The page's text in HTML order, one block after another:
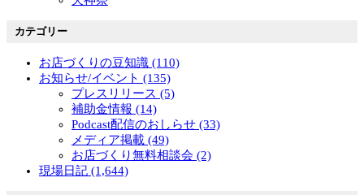
カテゴリー
お店づくりの豆知識 (110)
お知らせ/イベント (135)
プレスリリース (5)
補助金情報 (14)
Podcast配信のおしらせ (33)
メディア掲載 (49)
お店づくり無料相談会 (2)
現場日記 (1,644)